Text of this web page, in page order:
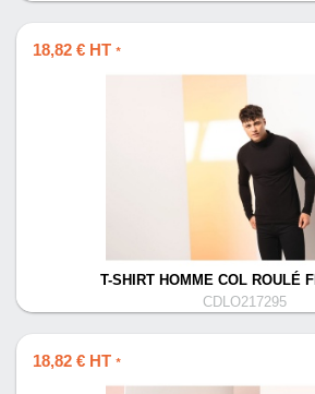
18,82 € HT *
T-SHIRT HOMME COL ROULÉ
CDLO217295
18,82 € HT *